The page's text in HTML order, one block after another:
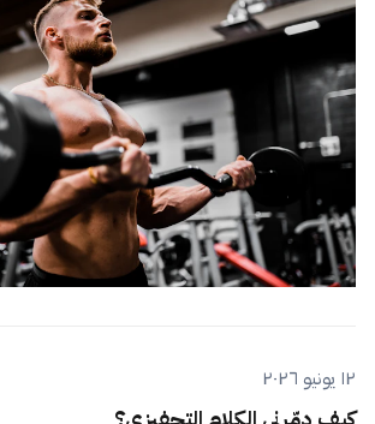
١٢ يونيو ٢٠٢٦